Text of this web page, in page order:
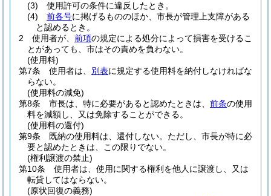
(3)
使用許可の条件に違反したとき。
(4)
前各号に掲げるもののほか、市長が管理上支障がある
と認めるとき。
2
使用者が、 前項の規定による処分によって損害を受けるこ
とがあっても、市はその責めを負わない。
(使用料)
第7条
使用者は、 別表に規定する使用料を納付しなければな
らない。
(使用料の減免)
第8条
市長は、特に必要があると認めたときは、 前条の使用
料を減額し、又は免除することができる。
(使用料の還付)
第9条
既納の使用料は、還付しない。 ただし、市長が特に必
要と認めたときは、この限りでない。
(権利譲渡の禁止)
第10条
使用者は、使用に関する権利を他人に譲渡し、又は
転貸してはならない。
(原状回復の義務)